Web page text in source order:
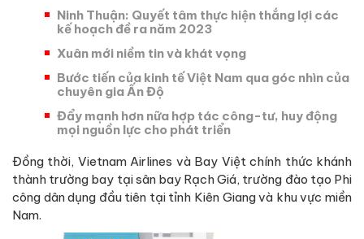
Ninh Thuận: Quyết tâm thực hiện thắng lợi các
kế hoạch đề ra năm 2023
Xuân mới niềm tin và khát vọng
Bước tiến của kinh tế Việt Nam qua góc nhìn của
chuyên gia Ấn Độ
Đẩy mạnh hơn nữa hợp tác công-tư, huy động
mọi nguồn lực cho phát triển
Đồng thời, Vietnam Airlines và Bay Việt chính thức khánh
thành trường bay tại sân bay Rạch Giá, trường đào tạo Phi
công dân dụng đầu tiên tại tỉnh Kiên Giang và khu vực miền
Nam.